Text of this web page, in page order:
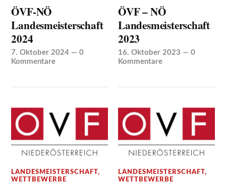
ÖVF-NÖ
Landesmeisterschaft
2024
7. Oktober 2024 —0
Kommentare
ÖVF – NÖ
Landesmeisterschaft
2023
16. Oktober 2023 —0
Kommentare
LANDESMEISTERSCHAFT,
WETTBEWERBE
LANDESMEISTERSCHAFT,
WETTBEWERBE